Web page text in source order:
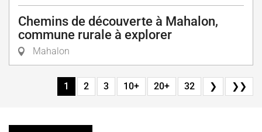
Chemins de découverte à Mahalon,
commune rurale à explorer
Mahalon
1 2 3 10+ 20+ 32 ❯ ❯❯